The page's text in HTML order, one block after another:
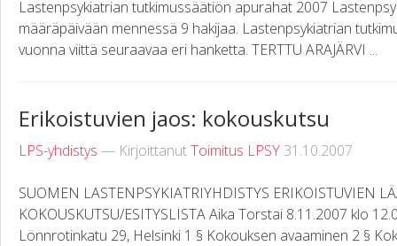
Lastenpsykiatrian tutkimussäätiön apurahat 2007
määräpäivään mennessä 9 hakijaa. Lastenpsykiatrian
vuonna viittä seuraavaa eri hanketta. TERTTU ARAJÄRVI ...
Erikoistuvien jaos: kokouskutsu
LPS-yhdistys — KirjoittanutToimitus LPSY 31.10.2007
SUOMEN LASTENPSYKIATRIYHDISTYS ERIKOISTUVIEN
KOKOUSKUTSU/ESITYSLISTA Aika Torstai 8.11.2007 klo
Lönnrotinkatu 29, Helsinki 1 § Kokouksen avaaminen 2 §